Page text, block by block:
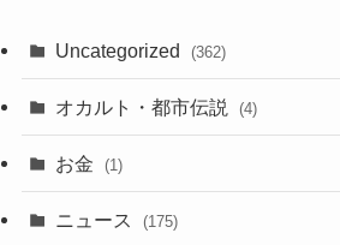
Uncategorized (362)
オカルト・都市伝説 (4)
お金 (1)
ニュース (175)